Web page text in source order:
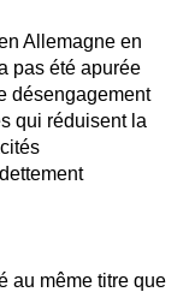
Allemagne en
pas été apurée
désengagement
qui réduisent la
au même titre que